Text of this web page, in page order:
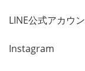
LINE公式アカウ
Instagram